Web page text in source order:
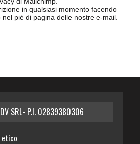
in qualsiasi momento facendo
piè di pagina delle nostre e-mail.
SRL- P.I. 02839380306
etico